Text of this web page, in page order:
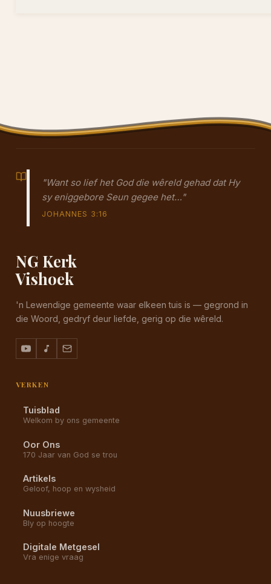
"Want so lief het God die wêreld gehad dat Hy
sy eniggebore Seun gegee het…"
JOHANNES 3:16
NG Kerk
Vishoek
'n Lewendige gemeente waar elkeen tuis is — gegrond in
die Woord, gedryf deur liefde, gerig op die wêreld.
VERKEN
Tuisblad
Welkom by ons gemeente
Oor Ons
170 Jaar van God se trou
Artikels
Geloof, hoop en wysheid
Nuusbriewe
Bly op hoogte
Digitale Metgesel
Vra enige vraag